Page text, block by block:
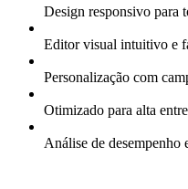
Design responsivo para
Editor visual intuitivo e
Personalização com
Otimizado para alta
Análise de desempenho